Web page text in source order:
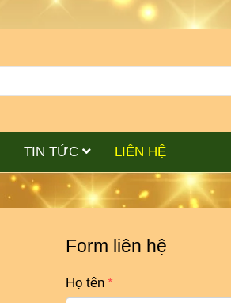
TIN TỨC LIÊN HỆ
Form liên hệ
Họ tên